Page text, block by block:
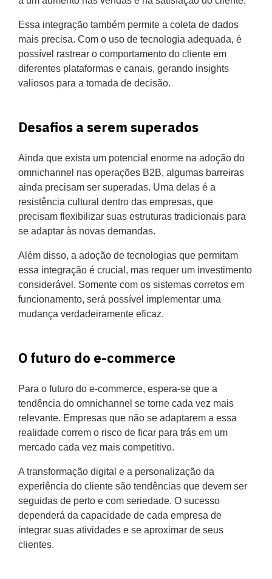
Essa integração também permite a coleta de dados
mais precisa. Com o uso de tecnologia adequada, é
possível rastrear o comportamento do cliente em
diferentes plataformas e canais, gerando insights
valiosos para a tomada de decisão.
Desafios a serem superados
Ainda que exista um potencial enorme na adoção do
omnichannel nas operações B2B, algumas barreiras
ainda precisam ser superadas. Uma delas é a
resistência cultural dentro das empresas, que
precisam flexibilizar suas estruturas tradicionais para
se adaptar às novas demandas.
Além disso, a adoção de tecnologias que permitam
essa integração é crucial, mas requer um investimento
considerável. Somente com os sistemas corretos em
funcionamento, será possível implementar uma
mudança verdadeiramente eficaz.
O futuro do e-commerce
Para o futuro do e-commerce, espera-se que a
tendência do omnichannel se torne cada vez mais
relevante. Empresas que não se adaptarem a essa
realidade correm o risco de ficar para trás em um
mercado cada vez mais competitivo.
A transformação digital e a personalização da
experiência do cliente são tendências que devem ser
seguidas de perto e com seriedade. O sucesso
dependerá da capacidade de cada empresa de
integrar suas atividades e se aproximar de seus
clientes.